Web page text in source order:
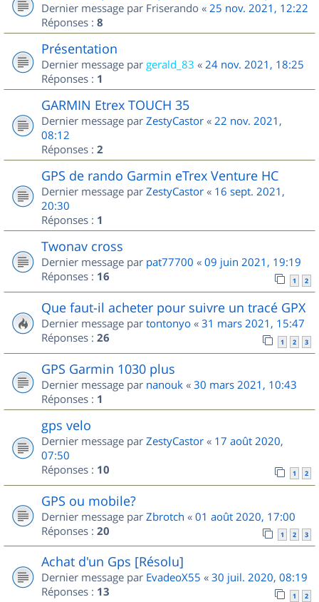
Dernier message par Friserando « 25 nov. 2021, 12:22
Réponses : 8
Présentation
Dernier message par gerald_83 « 24 nov. 2021, 18:25
Réponses : 1
GARMIN Etrex TOUCH 35
Dernier message par ZestyCastor « 22 nov. 2021,
08:12
Réponses : 2
GPS de rando Garmin eTrex Venture HC
Dernier message par ZestyCastor « 16 sept. 2021,
20:30
Réponses : 1
Twonav cross
Dernier message par pat77700 « 09 juin 2021, 19:19
Réponses : 16 1 2
Que faut-il acheter pour suivre un tracé GPX
Dernier message par tontonyo « 31 mars 2021, 15:47
Réponses : 26 1 2 3
GPS Garmin 1030 plus
Dernier message par nanouk « 30 mars 2021, 10:43
Réponses : 1
gps velo
Dernier message par ZestyCastor « 17 août 2020,
07:50
Réponses : 10 1 2
GPS ou mobile?
Dernier message par Zbrotch « 01 août 2020, 17:00
Réponses : 20 1 2 3
Achat d'un Gps [Résolu]
Dernier message par EvadeoX55 « 30 juil. 2020, 08:19
Réponses : 13 1 2